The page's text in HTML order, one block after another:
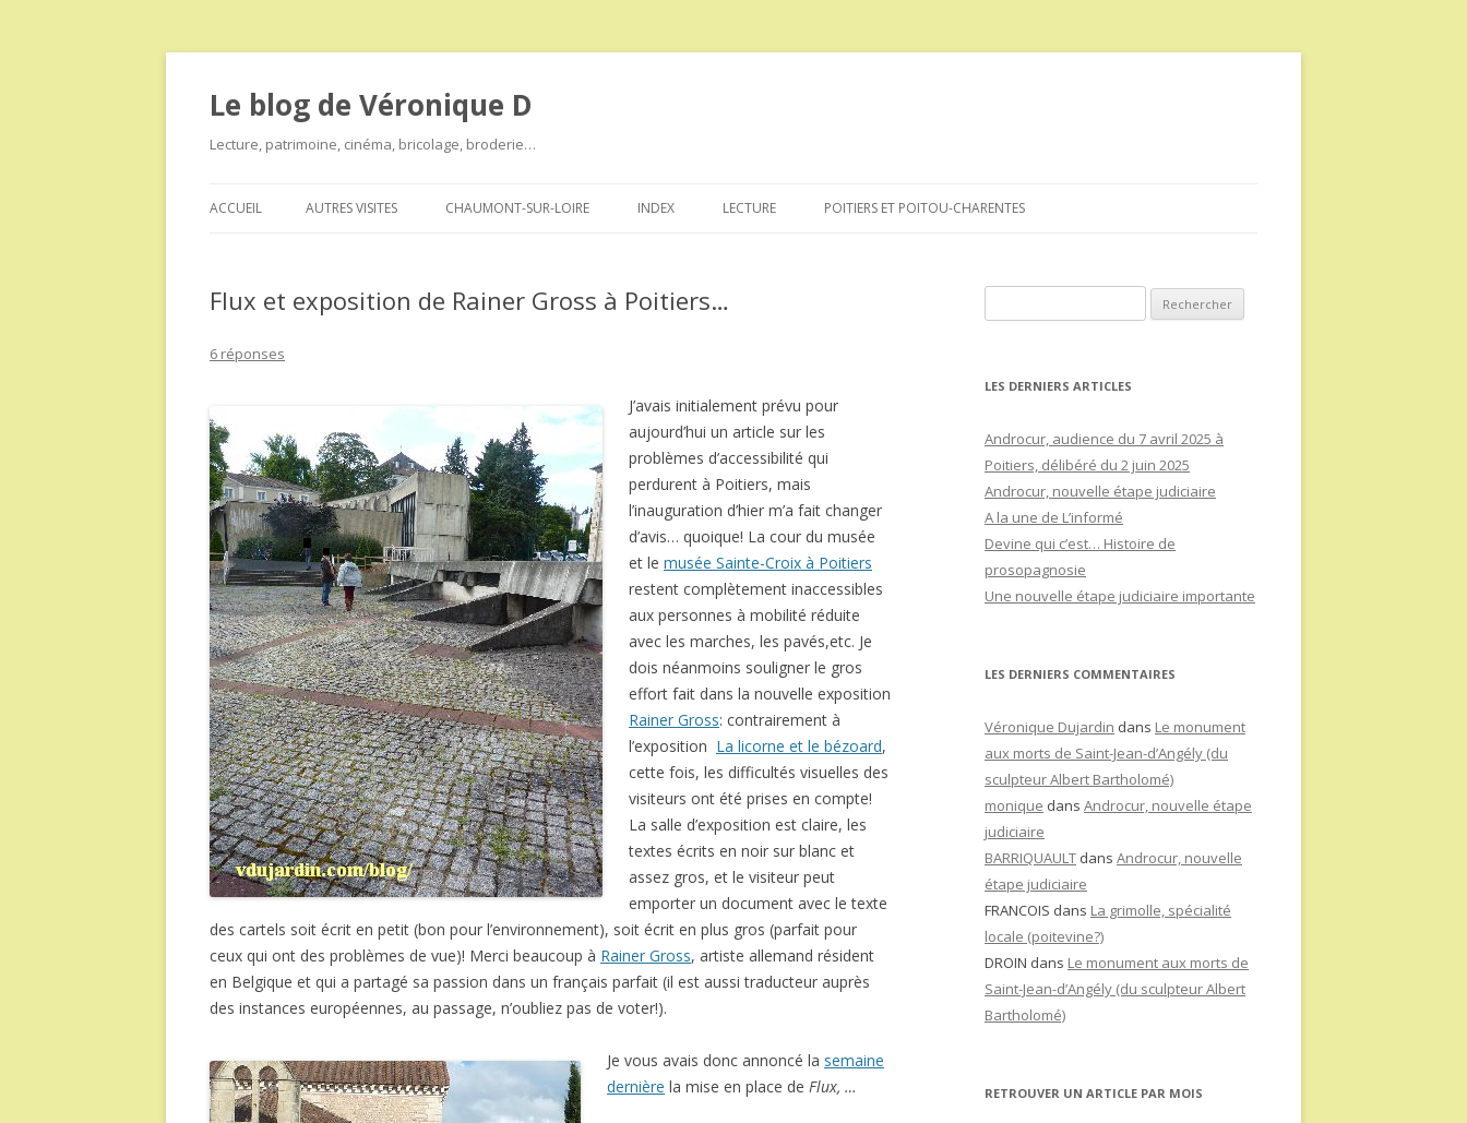
Le blog de Véronique D
Lecture, patrimoine, cinéma, bricolage, broderie…
au
ACCUEIL AUTRES VISITES CHAUMONT-SUR-LOIRE INDEX LECTURE POITIERS ET POITOU-CHARENTES
Flux et exposition de Rainer Gross à Poitiers…
6 réponses
J’avais initialement prévu pour
aujourd’hui un article sur les
problèmes d’accessibilité qui
perdurent à Poitiers, mais
l’inauguration d’hier m’a fait changer
d’avis… quoique! La cour du musée
et le musée Sainte-Croix à Poitiers
restent complètement inaccessibles
aux personnes à mobilité réduite
avec les marches, les pavés,etc. Je
dois néanmoins souligner le gros
effort fait dans la nouvelle exposition
Rainer Gross: contrairement à
l’exposition La licorne et le bézoard,
cette fois, les difficultés visuelles des
visiteurs ont été prises en compte!
La salle d’exposition est claire, les
textes écrits en noir sur blanc et
assez gros, et le visiteur peut
emporter un document avec le texte
des cartels soit écrit en petit (bon pour l’environnement), soit écrit en plus gros (parfait pour
ceux qui ont des problèmes de vue)! Merci beaucoup à Rainer Gross, artiste allemand résident
en Belgique et qui a partagé sa passion dans un français parfait (il est aussi traducteur auprès
des instances européennes, au passage, n’oubliez pas de voter!).
Je vous avais donc annoncé la semaine
dernière la mise en place de Flux, …
LES DERNIERS ARTICLES
Androcur, audience du 7 avril 2025 à
Poitiers, délibéré du 2 juin 2025
Androcur, nouvelle étape judiciaire
A la une de L’informé
Devine qui c’est… Histoire de
prosopagnosie
Une nouvelle étape judiciaire importante
LES DERNIERS COMMENTAIRES
Véronique Dujardin dans Le monument
aux morts de Saint-Jean-d’Angély (du
sculpteur Albert Bartholomé)
monique dans Androcur, nouvelle étape
judiciaire
BARRIQUAULT dans Androcur, nouvelle
étape judiciaire
FRANCOIS dans La grimolle, spécialité
locale (poitevine?)
DROIN dans Le monument aux morts de
Saint-Jean-d’Angély (du sculpteur Albert
Bartholomé)
RETROUVER UN ARTICLE PAR MOIS